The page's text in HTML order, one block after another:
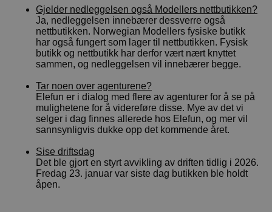
Smarthjem, lek & hobby
Solenergi
Sparkesykler & elkjøretøy
Verktøy, utstyr & tilbehør
Gavekort
Gjelder nedleggelsen også Modellers nettbutikken?
Ja, nedleggelsen innebærer dessverre også
nettbutikken. Norwegian Modellers fysiske butikk
har også fungert som lager til nettbutikken. Fysisk
butikk og nettbutikk har derfor vært nært knyttet
sammen, og nedleggelsen vil innebærer begge.
Tar noen over agenturene?
Elefun er i dialog med flere av agenturer for å se på
mulighetene for å videreføre disse. Mye av det vi
selger i dag finnes allerede hos Elefun, og mer vil
sannsynligvis dukke opp det kommende året.
Sise driftsdag
Det ble gjort en styrt avvikling av driften tidlig i 2026.
Fredag 23. januar var siste dag butikken ble holdt
åpen.